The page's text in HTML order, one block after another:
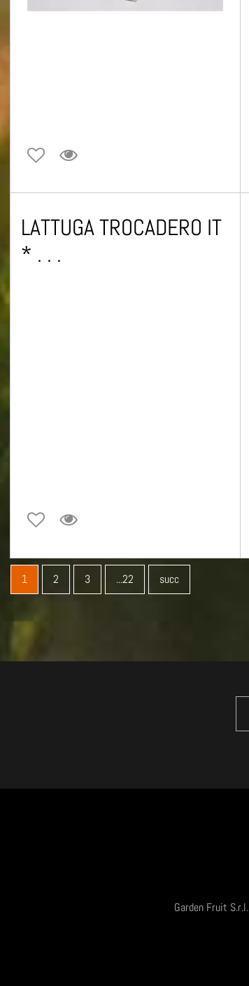
LATTUGA TROCADERO IT
* . . .
1 2 3 ...22 succ
Garden Fruit S.r.l.